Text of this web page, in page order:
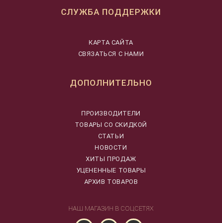
СЛУЖБА ПОДДЕРЖКИ
КАРТА САЙТА
СВЯЗАТЬСЯ С НАМИ
ДОПОЛНИТЕЛЬНО
ПРОИЗВОДИТЕЛИ
ТОВАРЫ СО СКИДКОЙ
СТАТЬИ
НОВОСТИ
ХИТЫ ПРОДАЖ
УЦЕНЕННЫЕ ТОВАРЫ
АРХИВ ТОВАРОВ
НАШ МАГАЗИН В СОЦСЕТЯХ